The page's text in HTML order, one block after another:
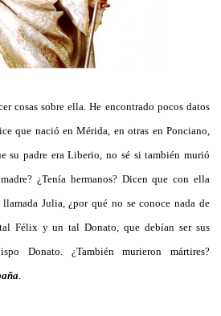
cosas sobre ella. He encontrado pocos datos
que nació en Mérida, en otras en Ponciano,
su padre era Liberio, no sé si también murió
¿Tenía hermanos? Dicen que con ella
Julia, ¿por qué no se conoce nada de
Félix y un tal Donato, que debían ser sus
Donato. ¿También murieron mártires?